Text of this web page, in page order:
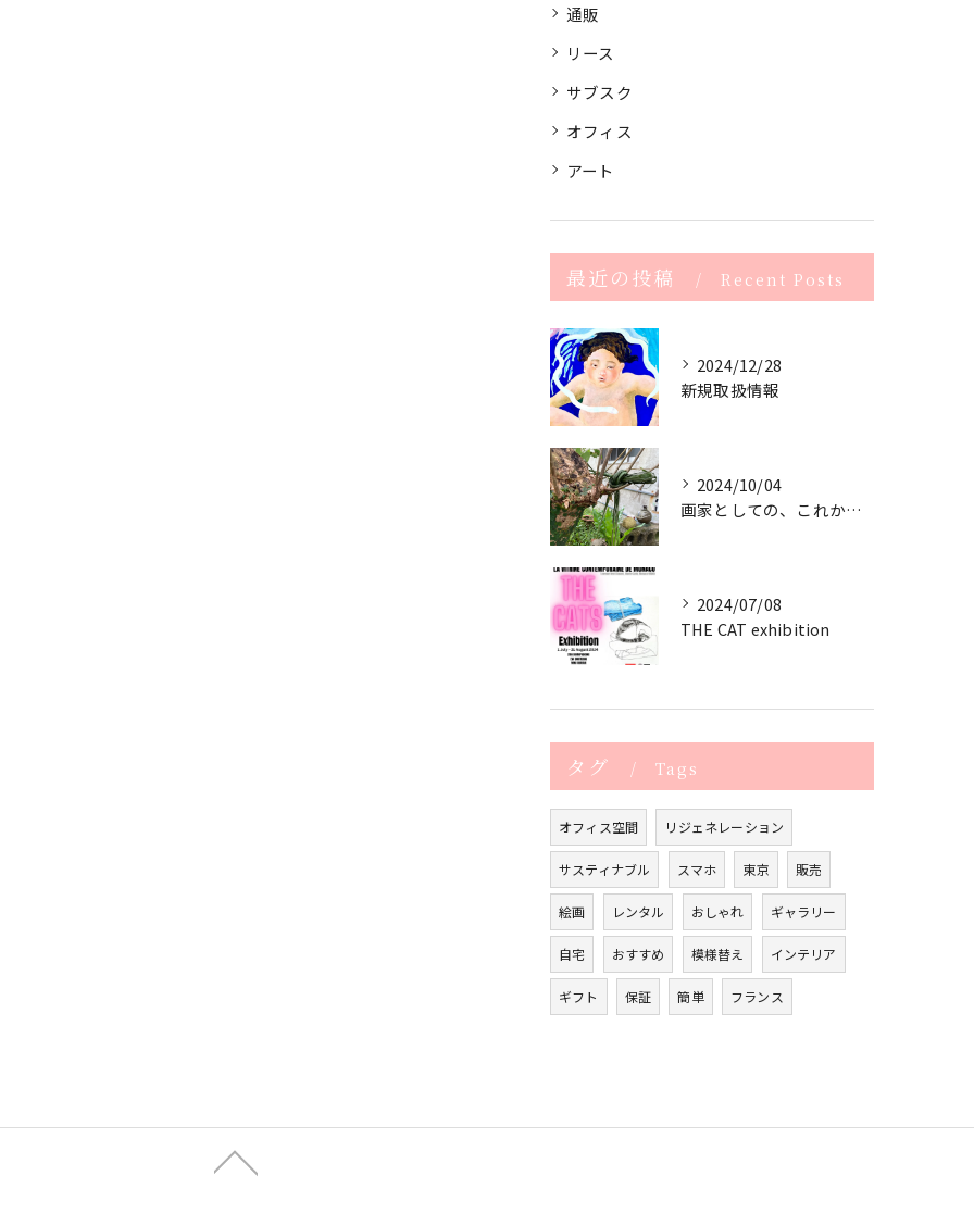
通販
リース
サブスク
オフィス
アート
最近の投稿 Recent Posts
2024/12/28
新規取扱情報
2024/10/04
画家としての、これからのサスティナブル
2024/07/08
THE CAT exhibition
タグ Tags
オフィス空間 リジェネレーション
サスティナブル スマホ 東京 販売
絵画 レンタル おしゃれ ギャラリー
自宅 おすすめ 模様替え インテリア
ギフト 保証 簡単 フランス